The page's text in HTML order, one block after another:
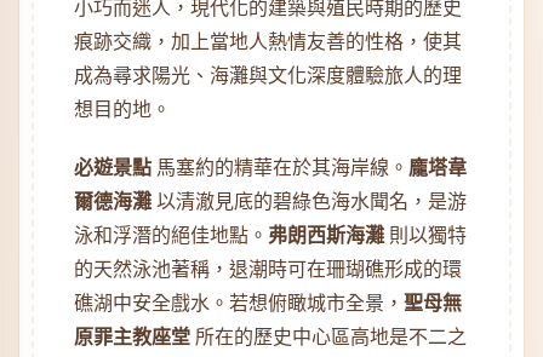
小巧而迷人，現代化的建築與殖民時期的歷史
痕跡交織，加上當地人熱情友善的性格，使其
成為尋求陽光、海灘與文化深度體驗旅人的理
想目的地。
必遊景點 馬塞約的精華在於其海岸線。 龐塔韋
爾德海灘 以清澈見底的碧綠色海水聞名，是游
泳和浮潛的絕佳地點。 弗朗西斯海灘 則以獨特
的天然泳池著稱，退潮時可在珊瑚礁形成的環
礁湖中安全戲水。若想俯瞰城市全景， 聖母無
原罪主教座堂 所在的歷史中心區高地是不二之